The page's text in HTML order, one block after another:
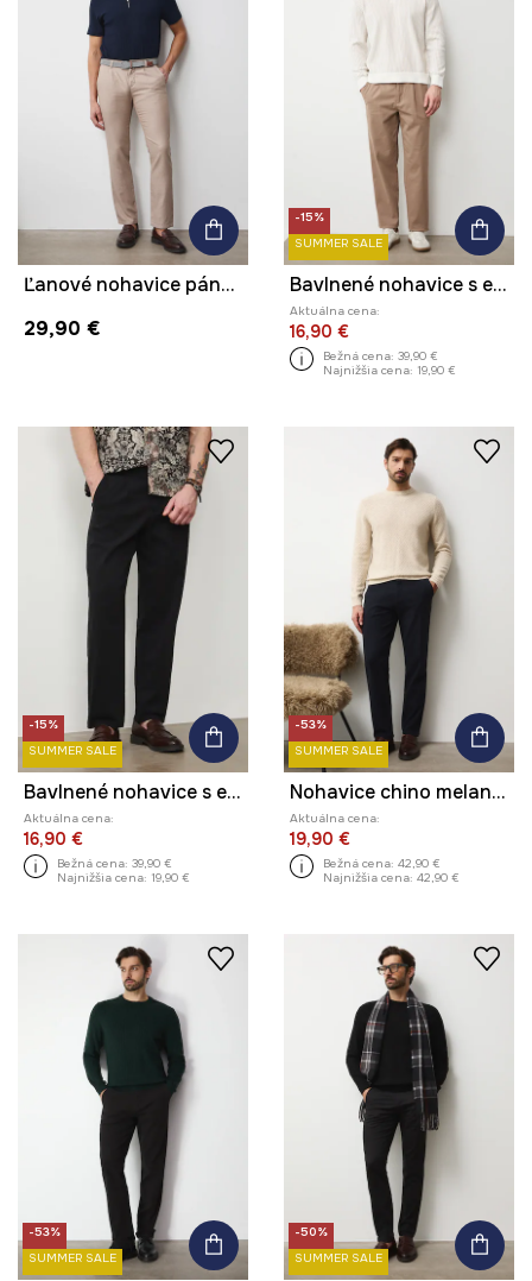
Ľanové nohavice pánske s melanžovým pásom béžová farba
29,90 €
-15%
SUMMER SALE
Bavlnené nohavice s elastanom, hladké
Aktuálna cena:
16,90 €
Bežná cena: 39,90 €
Najnižšia cena: 19,90 €
-15%
SUMMER SALE
Bavlnené nohavice s elastanom, hladké
Aktuálna cena:
16,90 €
Bežná cena: 39,90 €
Najnižšia cena: 19,90 €
-53%
SUMMER SALE
Nohavice chino melanžové
Aktuálna cena:
19,90 €
Bežná cena: 42,90 €
Najnižšia cena: 42,90 €
-53%
SUMMER SALE
-50%
SUMMER SALE